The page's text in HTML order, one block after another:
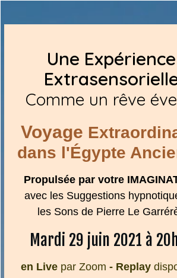
Une Expérience
Comme un rêve
Voyage
dans l'Égypte
Propulsée par votre
avec les Suggestions
les Sons de Pierre Le
Mardi 29 juin 2021 à
en Livepar Zoom - Replay